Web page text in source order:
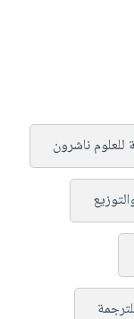
للعلوم ناشرون